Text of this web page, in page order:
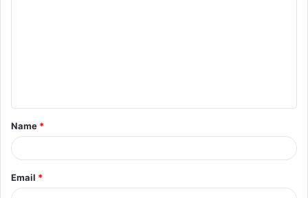
Name *
Email *